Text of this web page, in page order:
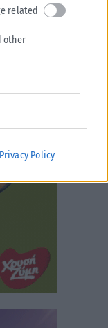
related
other
Privacy Policy